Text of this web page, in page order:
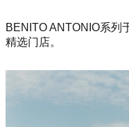
BENITO ANTONIO系列
精选门店。